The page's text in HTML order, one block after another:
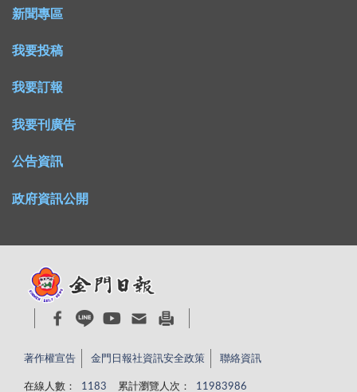
新聞專區
我要投稿
我要訂報
我要刊廣告
公告資訊
政府資訊公開
著作權宣告 金門日報社資訊安全政策 聯絡資訊
在線人數： 1183 累計瀏覽人次： 11983986